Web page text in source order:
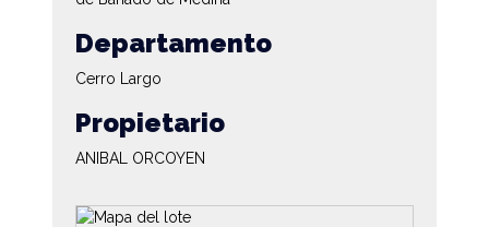
Departamento
Cerro Largo
Propietario
ANIBAL ORCOYEN